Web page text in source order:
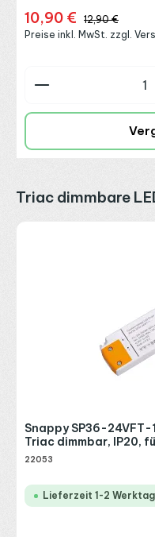
Verkaufspreis:
10,90 € Regulärer Preis:
12,90 €
Preise inkl. MwSt. zzgl.
Produkt Anzahl:
Produktgalerie
Triac dimmbare
Snappy SP36-24VFT-
Triac dimmbar, IP20,
22053
Lieferzeit 1-2